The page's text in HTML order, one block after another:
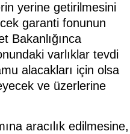
yerine getirilmesini
garanti fonunun
Bakanlığınca
varlıklar tevdi
alacakları için olsa
ve üzerlerine
aracılık edilmesine,